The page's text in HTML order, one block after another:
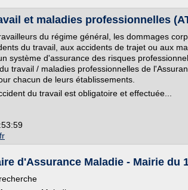
et maladies professionnelles
du régime général, les dommages
du travail, aux accidents de trajet ou aux
système d'assurance des risques
travail / maladies professionnelles de
chacun de leurs établissements.
du travail est obligatoire et effectuée...
d'Assurance Maladie - Mairie du